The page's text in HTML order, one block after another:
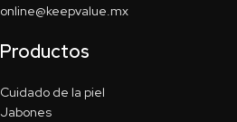
online@keepvalue.mx
Productos
Cuidado de la piel
Jabones